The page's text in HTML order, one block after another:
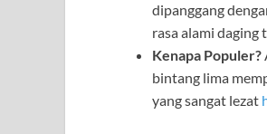
dipanggang
rasa alami daging
Kenapa Populer?
bintang lima
yang sangat lezat